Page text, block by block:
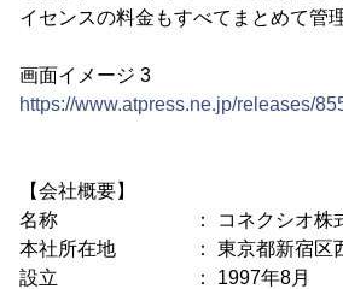
イセンスの料金もすべてまとめて管
画面イメージ 3
https://www.atpress.ne.jp/releases/
【会社概要】
名称 ： コネクシオ株式
本社所在地 ： 東京都新宿区西
設立 ： 1997年8月